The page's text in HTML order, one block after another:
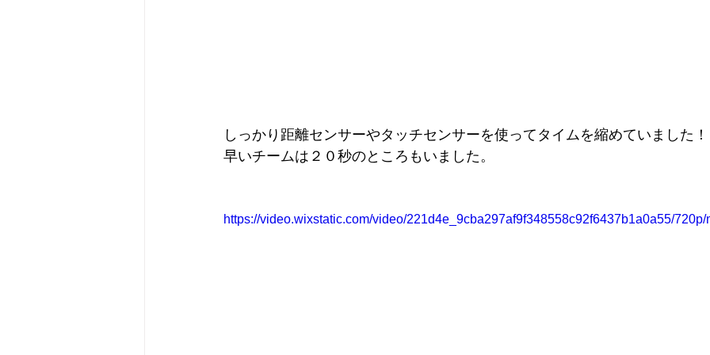
しっかり距離センサーやタッチセンサーを使ってタイムを縮めていました！
早いチームは２０秒のところもいました。
https://video.wixstatic.com/video/221d4e_9cba297af9f348558c92f6437b1a0a55/720p/